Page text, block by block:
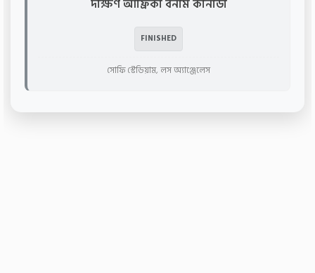
দক্ষিণ আফ্রিকা বনাম কানাডা
FINISHED
সোফি স্টেডিয়াম, লস অ্যাঞ্জেলেস